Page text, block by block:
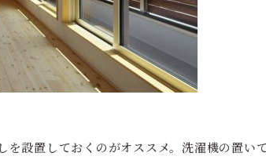
を設置しておくのがオススメ。洗濯機の置い